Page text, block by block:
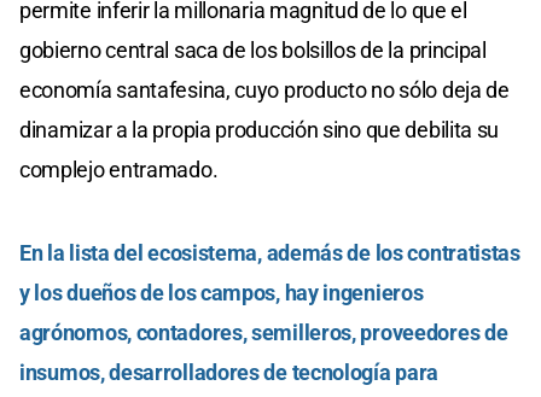
permite inferir la millonaria magnitud de lo que el
gobierno central saca de los bolsillos de la principal
economía santafesina, cuyo producto no sólo deja de
dinamizar a la propia producción sino que debilita su
complejo entramado.
En la lista del ecosistema, además de los contratistas
y los dueños de los campos, hay ingenieros
agrónomos, contadores, semilleros, proveedores de
insumos, desarrolladores de tecnología para